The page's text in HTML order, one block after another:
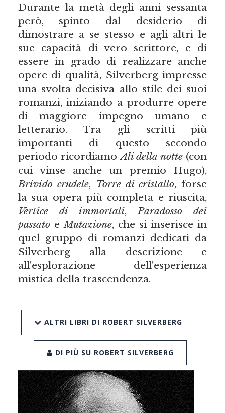
Durante la metà degli anni sessanta
però, spinto dal desiderio di
dimostrare a se stesso e agli altri le
sue capacità di vero scrittore, e di
essere in grado di realizzare anche
opere di qualità, Silverberg impresse
una svolta decisiva allo stile dei suoi
romanzi, iniziando a produrre opere
di maggiore impegno umano e
letterario. Tra gli scritti più
importanti di questo secondo
periodo ricordiamoAli della notte(con
cui vinse anche un premio Hugo),
Brivido crudele, Torre di cristallo, forse
la sua opera più completa e riuscita,
Vertice di immortali,Paradosso dei
passatoeMutazione, che si inserisce in
quel gruppo di romanzi dedicati da
Silverberg alla descrizione e
all'esplorazione dell'esperienza
mistica della trascendenza.
ALTRI LIBRI DI ROBERT SILVERBERG
DI PIÙ SU ROBERT SILVERBERG